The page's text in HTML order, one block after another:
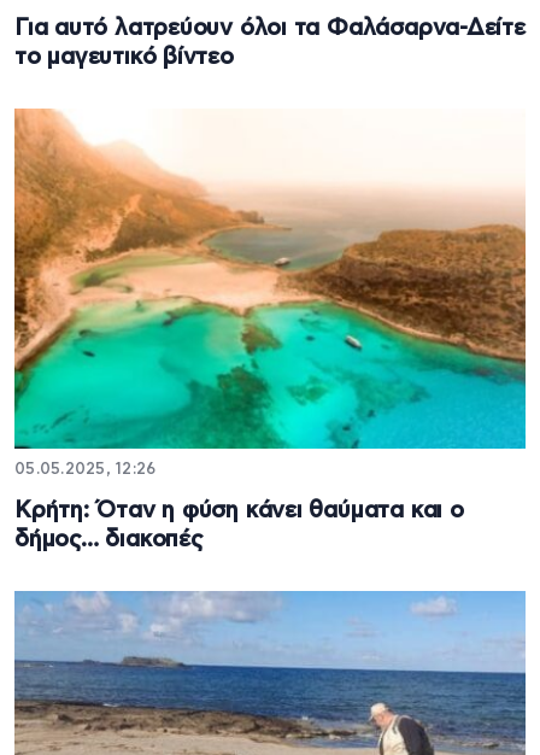
Για αυτό λατρεύουν όλοι τα Φαλάσαρνα-Δείτε
το μαγευτικό βίντεο
05.05.2025, 12:26
Κρήτη: Όταν η φύση κάνει θαύματα και ο
δήμος… διακοπές